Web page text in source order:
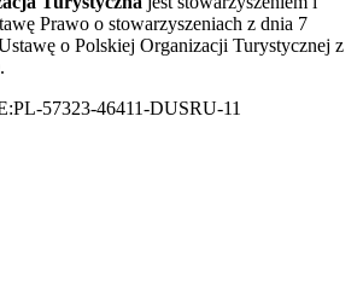
Prawo o stowarzyszeniach z dnia 7
o Polskiej Organizacji Turystycznej z
57323-46411-DUSRU-11